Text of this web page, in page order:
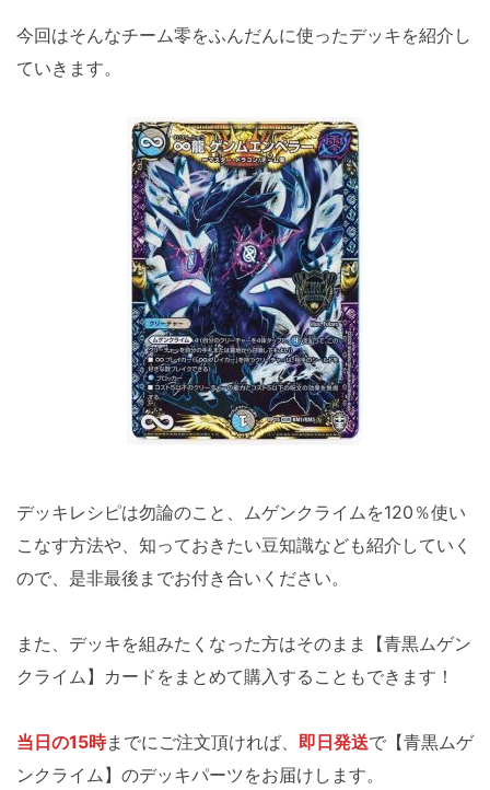
今回はそんなチーム零をふんだんに使ったデッキを紹介し
ていきます。
デッキレシピは勿論のこと、ムゲンクライムを120％使い
こなす方法や、知っておきたい豆知識なども紹介していく
ので、是非最後までお付き合いください。
また、デッキを組みたくなった方はそのまま【青黒ムゲン
クライム】カードをまとめて購入することもできます！
当日の15時までにご注文頂ければ、 即日発送で【青黒ムゲ
ンクライム】のデッキパーツをお届けします。